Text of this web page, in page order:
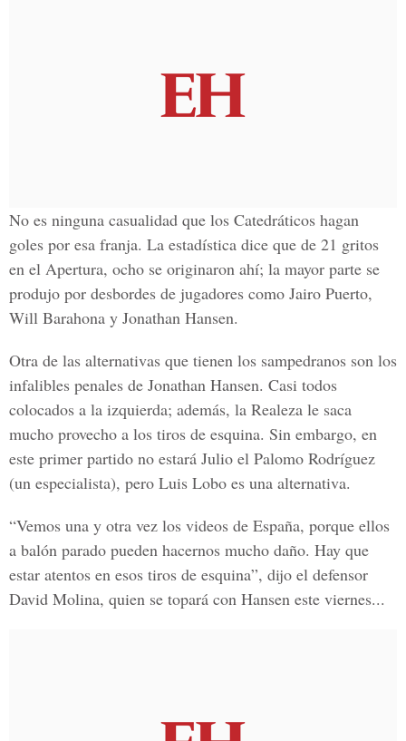
No es ninguna casualidad que los Catedráticos hagan
goles por esa franja. La estadística dice que de 21 gritos
en el Apertura, ocho se originaron ahí; la mayor parte se
produjo por desbordes de jugadores como Jairo Puerto,
Will Barahona y Jonathan Hansen.
Otra de las alternativas que tienen los sampedranos son los
infalibles penales de Jonathan Hansen. Casi todos
colocados a la izquierda; además, la Realeza le saca
mucho provecho a los tiros de esquina. Sin embargo, en
este primer partido no estará Julio el Palomo Rodríguez
(un especialista), pero Luis Lobo es una alternativa.
“Vemos una y otra vez los videos de España, porque ellos
a balón parado pueden hacernos mucho daño. Hay que
estar atentos en esos tiros de esquina”, dijo el defensor
David Molina, quien se topará con Hansen este viernes...